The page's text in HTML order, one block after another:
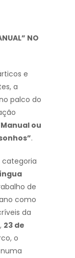
NO
e
a
palco do
ou
.
categoria
de
como
da
23 de
o